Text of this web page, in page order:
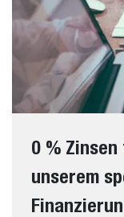
0 %
unserem